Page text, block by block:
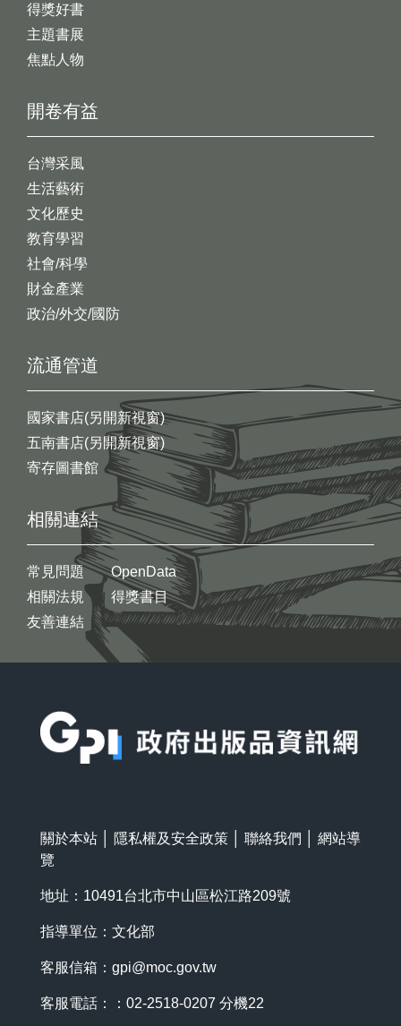
開卷有益
台灣采風
生活藝術
文化歷史
教育學習
社會/科學
財金產業
政治/外交/國防
得獎好書
主題書展
焦點人物
流通管道
國家書店(另開新視窗)
五南書店(另開新視窗)
寄存圖書館
相關連結
常見問題
相關法規
友善連結
OpenData
得獎書目
關於本站 隱私權及安全政策 聯絡我們
網站導
覽
地址：10491台北市中山區松江路209號
指導單位：文化部
客服信箱： gpi@moc.gov.tw
客服電話：：02-2518-0207 分機22